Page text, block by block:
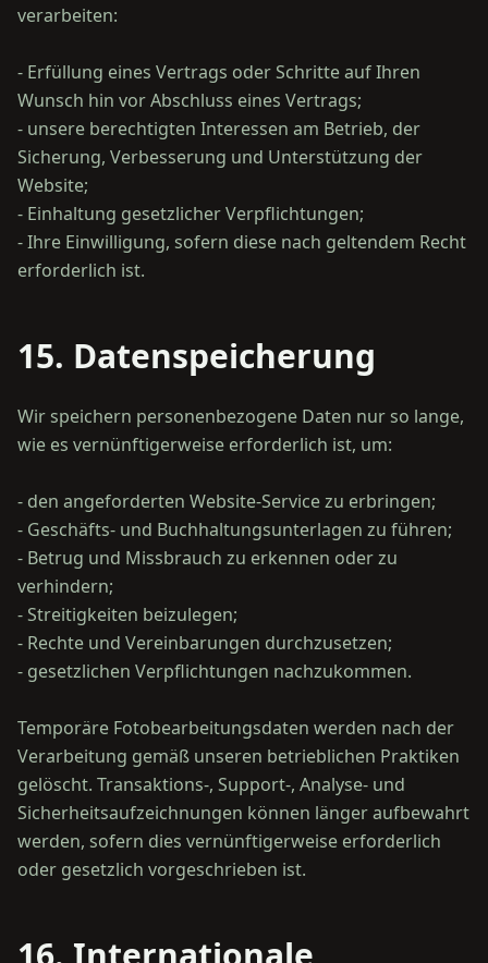
verarbeiten:
- Erfüllung eines Vertrags oder Schritte auf Ihren
Wunsch hin vor Abschluss eines Vertrags;
- unsere berechtigten Interessen am Betrieb, der
Sicherung, Verbesserung und Unterstützung der
Website;
- Einhaltung gesetzlicher Verpflichtungen;
- Ihre Einwilligung, sofern diese nach geltendem Recht
15. Datenspeicherung
Wir speichern personenbezogene Daten nur so lange,
wie es vernünftigerweise erforderlich ist, um:
- den angeforderten Website-Service zu erbringen;
- Geschäfts- und Buchhaltungsunterlagen zu führen;
- Betrug und Missbrauch zu erkennen oder zu
verhindern;
- Streitigkeiten beizulegen;
- Rechte und Vereinbarungen durchzusetzen;
- gesetzlichen Verpflichtungen nachzukommen.
Temporäre Fotobearbeitungsdaten werden nach der
Verarbeitung gemäß unseren betrieblichen Praktiken
gelöscht. Transaktions-, Support-, Analyse- und
Sicherheitsaufzeichnungen können länger aufbewahrt
werden, sofern dies vernünftigerweise erforderlich